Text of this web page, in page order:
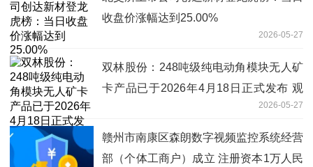
收盘价涨幅达到25.00%
2026-05-27
双林股份：248吨级纯电动角模块无人矿
卡产品已于2026年4月18日正式发布 观
2026-05-27
赣州市南康区森朗数字视频监控系统经营
部（个体工商户）成立 注册资本1万人民